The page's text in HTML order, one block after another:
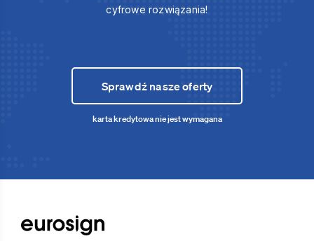
cyfrowe rozwiązania!
Sprawdź nasze oferty
karta kredytowa nie jest wymagana